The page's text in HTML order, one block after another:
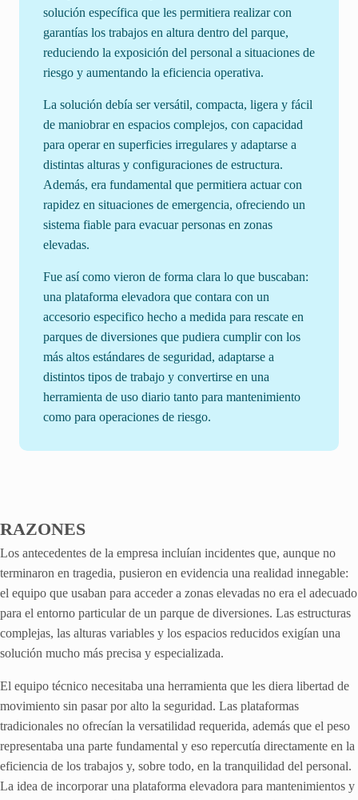
solución específica que les permitiera realizar con
garantías los trabajos en altura dentro del parque,
reduciendo la exposición del personal a situaciones de
riesgo y aumentando la eficiencia operativa.
La solución debía ser versátil, compacta, ligera y fácil
de maniobrar en espacios complejos, con capacidad
para operar en superficies irregulares y adaptarse a
distintas alturas y configuraciones de estructura.
Además, era fundamental que permitiera actuar con
rapidez en situaciones de emergencia, ofreciendo un
sistema fiable para evacuar personas en zonas
elevadas.
Fue así como vieron de forma clara lo que buscaban:
una plataforma elevadora que contara con un
accesorio especifico hecho a medida para rescate en
parques de diversiones que pudiera cumplir con los
más altos estándares de seguridad, adaptarse a
distintos tipos de trabajo y convertirse en una
herramienta de uso diario tanto para mantenimiento
como para operaciones de riesgo.
RAZONES
Los antecedentes de la empresa incluían incidentes que, aunque no
terminaron en tragedia, pusieron en evidencia una realidad innegable:
el equipo que usaban para acceder a zonas elevadas no era el adecuado
para el entorno particular de un parque de diversiones. Las estructuras
complejas, las alturas variables y los espacios reducidos exigían una
solución mucho más precisa y especializada.
El equipo técnico necesitaba una herramienta que les diera libertad de
movimiento sin pasar por alto la seguridad. Las plataformas
tradicionales no ofrecían la versatilidad requerida, además que el peso
representaba una parte fundamental y eso repercutía directamente en la
eficiencia de los trabajos y, sobre todo, en la tranquilidad del personal.
La idea de incorporar una plataforma elevadora para mantenimientos y